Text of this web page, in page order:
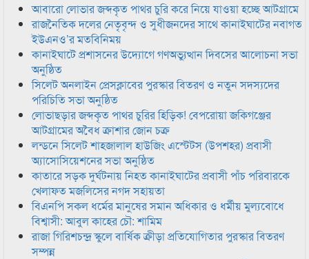
আবারো লোভার জব্দকৃত পাথর চুরি করে নিয়ে যাওয়া হচ্ছে আটগ্রামে
রাজনৈতিক দলের নেতৃবৃন্দ ও সুধীজনদের সাথে কানাইঘাটের নবাগত
ইউএনও’র মতবিনিময়
কানাইঘাটে প্রশাসনের উদ্যোগে গণঅভ্যুত্থান দিবসের আলোচনা সভা
অনুষ্ঠিত
সিলেট অনলাইন প্রেসক্লাবের পুরস্কার বিতরণ ও নতুন সদস্যদের
পরিচিতি সভা অনুষ্ঠিত
লোভাছড়ার জব্দকৃত পাথর চুরির হিড়িক! বেপরোয়া জকিগঞ্জের
আটগ্রামের অবৈধ ক্রাশার জোন চক্র
লন্ডনে সিলেট শাহজালাল হাউজিং এস্টেটস (উপশহর) প্রবাসী
অ্যাসোসিয়েশনের সভা অনুষ্ঠিত
কাতারে সড়ক দুর্ঘটনায় নিহত কানাইঘাটের প্রবাসী পাঁচ পরিবারকে
খেলাফত মজলিসের নগদ সহায়তা
বিএনপি সকল ধর্মের মানুষের সমান অধিকার ও ধর্মীয় মুল্যবোধে
বিশ্বাসী: আবুল কাহের চৌ: শামিম
রাজা গিরিশচন্দ্র স্কুলে বার্ষিক ক্রীড়া প্রতিযোগিতার পুরস্কার বিতরণ
সম্পন্ন